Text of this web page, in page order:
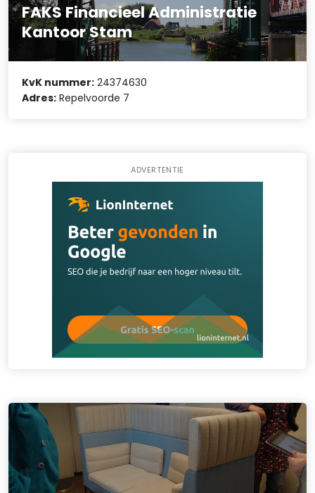
FAKS Financieel Administratie
Kantoor Stam
KvK nummer: 24374630
Adres: Repelvoorde 7
ADVERTENTIE